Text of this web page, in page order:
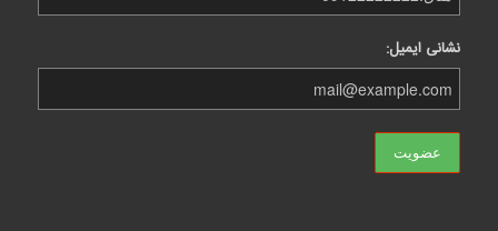
نشانی ایمیل: